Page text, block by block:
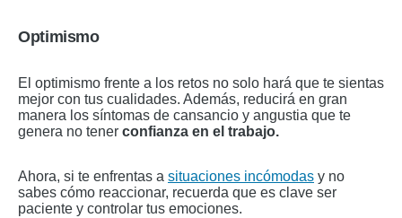
Optimismo
El optimismo frente a los retos no solo hará que te sientas
mejor con tus cualidades. Además, reducirá en gran
manera los síntomas de cansancio y angustia que te
genera no tener confianza en el trabajo.
Ahora, si te enfrentas a situaciones incómodas y no
sabes cómo reaccionar, recuerda que es clave ser
paciente y controlar tus emociones.